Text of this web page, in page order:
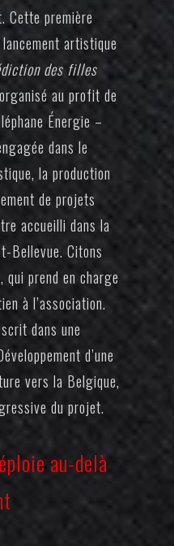
Cette première
artistique
des filles
au profit de
Énergie –
dans le
la production
de projets
accueilli dans la
Bellevue. Citons
qui prend en charge
à l’association.
dans une
d’une
vers la Belgique,
du projet.
au-delà